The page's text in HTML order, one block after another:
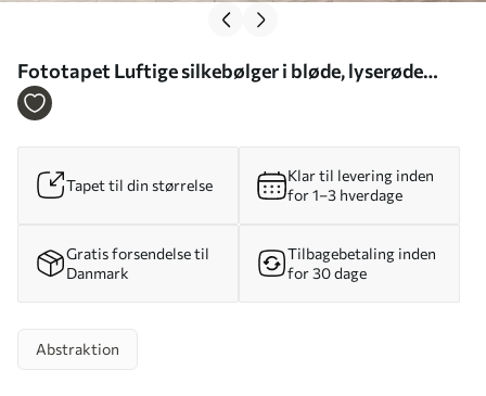
Fototapet Luftige silkebølger i bløde, lyserøde
nuancer Nr. w09858
Tapet til din størrelse
Klar til levering inden
for 1–3 hverdage
Gratis forsendelse til
Danmark
Tilbagebetaling inden
for 30 dage
Abstraktion